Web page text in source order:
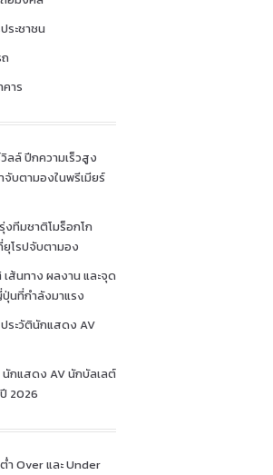
ระชาชน
าร
ลล์ ปีกความเร็วสูง
บตามองในพรีเมียร์
ทีมชาติโมร็อกโก
โรปจับตามอง
เส้นทาง ผลงาน และจุด
นที่กำลังมาแรง
ประวัตินักแสดง AV
นักแสดง AV นักบัลเลต์
2026
ำ Over และ Under